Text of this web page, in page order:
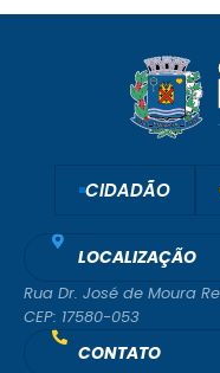
CIDADÃO
LOCALIZAÇÃO
Rua Dr. José de Moura
CEP: 17580-053
CONTATO